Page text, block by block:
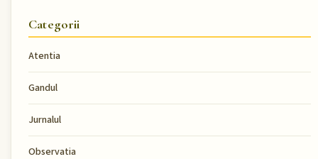
Categorii
Atentia
Gandul
Jurnalul
Observatia